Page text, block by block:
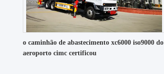
o caminhão de abastecimento xc6000 iso9000 do
aeroporto cimc certificou